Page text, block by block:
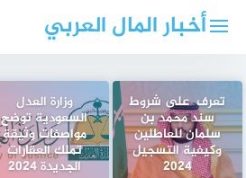
أخبار المال العربي
تعرف على شروط
سند محمد بن
سلمان للعاطلين
وكيفية التسجيل
2024
وزارة العدل
السعودية توضح
مواصفات وثيقة
تملك العقارات
الجديدة 2024